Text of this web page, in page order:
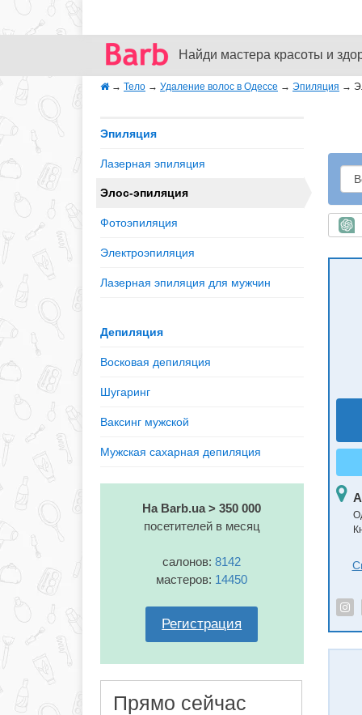
Найди мастера красоты и
→ Тело → Удаление волос в Одессе → Эпиляция →
Эпиляция
Лазерная эпиляция
Элос-эпиляция
Фотоэпиляция
Электроэпиляция
Лазерная эпиляция для мужчин
Депиляция
Восковая депиляция
Шугаринг
Ваксинг мужской
Мужская сахарная депиляция
На Barb.ua > 350 000
посетителей в месяц
салонов:8142
мастеров: 14450
Регистрация
Прямо сейчас